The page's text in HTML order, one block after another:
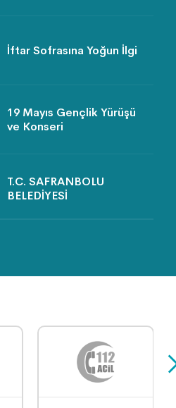
İftar Sofrasına Yoğun İlgi
19 Mayıs Gençlik Yürüşü
ve Konseri
T.C. SAFRANBOLU
BELEDİYESİ
BAŞINDA
BELEDİYESİ FEN İŞLERİ